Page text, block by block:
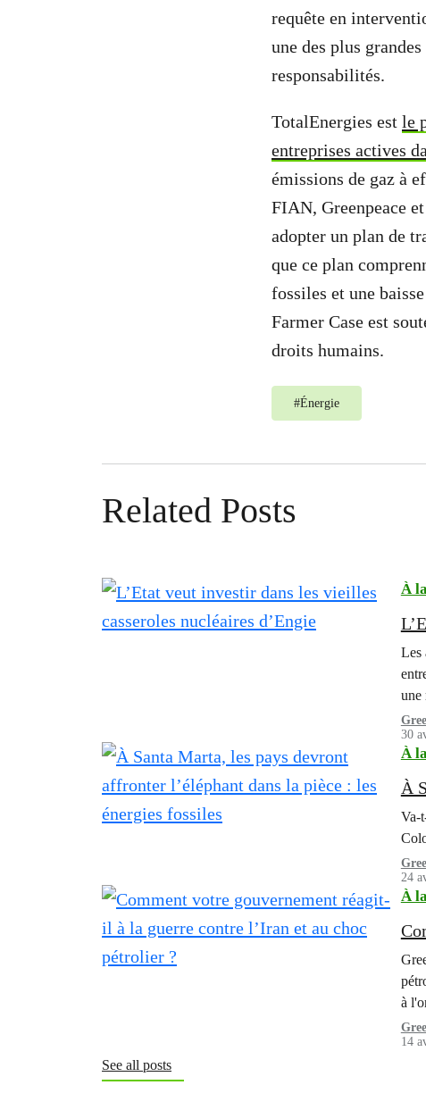
requête en
une des plus
responsabilités.
TotalEnergies est le
entreprises actives
émissions de gaz à
FIAN, Greenpeace
adopter un plan de
que ce plan
fossiles et une
Farmer Case est
droits humains.
#Énergie
Related Posts
À
Les
une
30
À
À
Va-
24
À
à
14
See all posts